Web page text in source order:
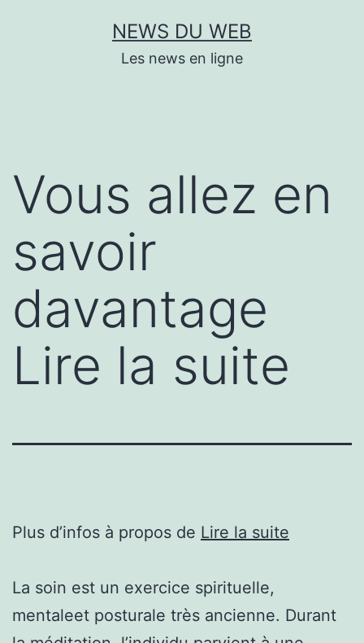
NEWS DU WEB
Les news en ligne
Vous allez en
savoir
davantage
Lire la suite
Plus d’infos à propos de Lire la suite
La soin est un exercice spirituelle,
mentaleet posturale très ancienne. Durant